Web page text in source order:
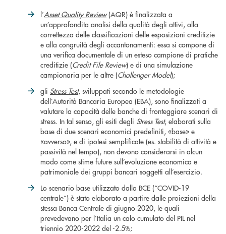
l’Asset Quality Review(AQR) è finalizzata a
un’approfondita analisi della qualità degli attivi, alla
correttezza delle classificazioni delle esposizioni creditizie
e alla congruità degli accantonamenti: essa si compone di
una verifica documentale di un esteso campione di pratiche
creditizie (Credit File Review) e di una simulazione
campionaria per le altre (Challenger Model);
gli Stress Test, sviluppati secondo le metodologie
dell’Autorità Bancaria Europea (EBA), sono finalizzati a
valutare la capacità delle banche di fronteggiare scenari di
stress. In tal senso, gli esiti degli Stress Test, elaborati sulla
base di due scenari economici predefiniti, «base» e
«avverso», e di ipotesi semplificate (es. stabilità di attività e
passività nel tempo), non devono considerarsi in alcun
modo come stime future sull’evoluzione economica e
patrimoniale dei gruppi bancari soggetti all’esercizio.
Lo scenario base utilizzato dalla BCE (“COVID-19
centrale”) è stato elaborato a partire dalle proiezioni della
stessa Banca Centrale di giugno 2020, le quali
prevedevano per l’Italia un calo cumulato del PIL nel
triennio 2020-2022 del -2.5%;